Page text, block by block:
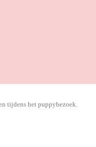
tijdens het puppybezoek.